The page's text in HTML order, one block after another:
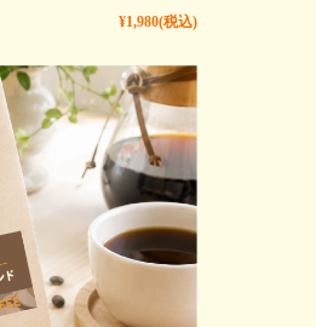
¥1,980(税込)